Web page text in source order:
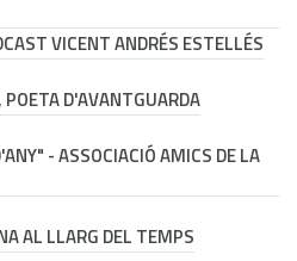
VICENT ANDRÉS ESTELLÉS
D'AVANTGUARDA
- ASSOCIACIÓ AMICS DE LA
AL LLARG DEL TEMPS